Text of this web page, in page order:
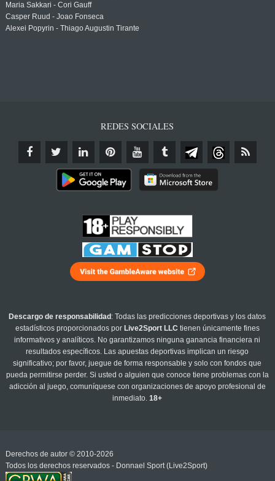
Maria Sakkari - Cori Gauff
Casper Ruud - Joao Fonseca
Alexei Popyrin - Thiago Augustin Tirante
REDES SOCIALES
Descargo de responsabilidad : Todas las predicciones deportivas y los datos
estadísticos proporcionados por Live2Sport LLC tienen únicamente fines
informativos y analíticos. No garantizamos ninguna ganancia financiera ni
resultados específicos. Las apuestas deportivas implican un riesgo
significativo; por favor, juegue de forma responsable y solo con fondos que
pueda permitirse perder. Si usted o alguien que conoce tiene problemas con la
adicción al juego, comuníquese con organizaciones de apoyo profesional de
inmediato.18+
Derechos de autor © 2010-2026
Todos los derechos reservados - Donnael Sport (Live2Sport)